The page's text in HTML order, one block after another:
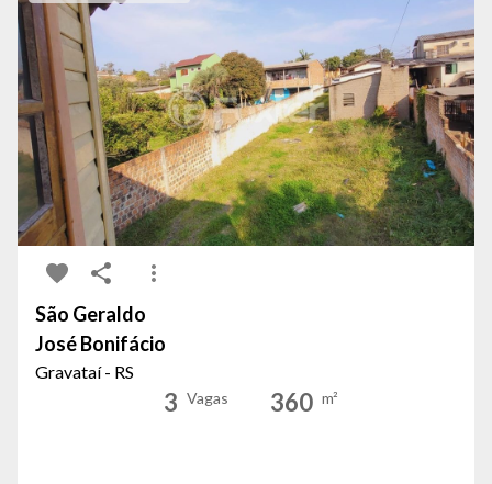
São Geraldo
José Bonifácio
Gravataí - RS
3 Vagas 360 m²